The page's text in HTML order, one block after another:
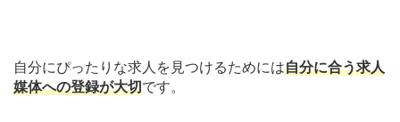
自分にぴったりな求人を見つけるためには自分に合う求人
媒体への登録が大切です。